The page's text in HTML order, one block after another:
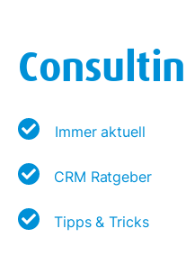
Immer aktuell
CRM Ratgeber
Tipps & Tricks